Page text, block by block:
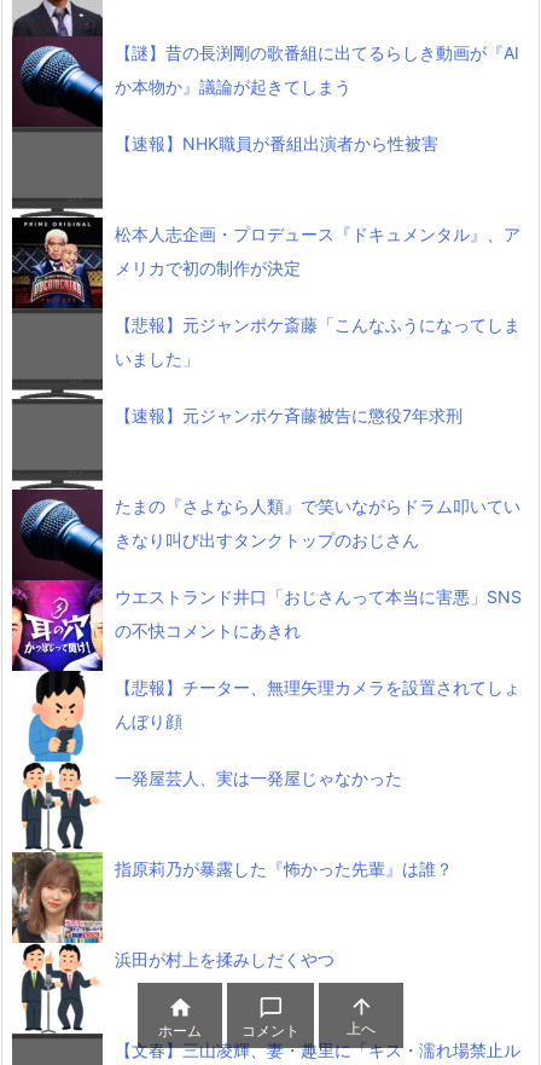
【謎】昔の長渕剛の歌番組に出てるらしき動画が『AI
か本物か』議論が起きてしまう
【速報】NHK職員が番組出演者から性被害
松本人志企画・プロデュース『ドキュメンタル』、ア
メリカで初の制作が決定
【悲報】元ジャンポケ斎藤「こんなふうになってしま
いました」
【速報】元ジャンポケ斉藤被告に懲役7年求刑
たまの『さよなら人類』で笑いながらドラム叩いてい
きなり叫び出すタンクトップのおじさん
ウエストランド井口「おじさんって本当に害悪」SNS
の不快コメントにあきれ
【悲報】チーター、無理矢理カメラを設置されてしょ
んぼり顔
一発屋芸人、実は一発屋じゃなかった
指原莉乃が暴露した『怖かった先輩』は誰？
浜田が村上を揉みしだくやつ
【文春】三山凌輝、妻・趣里に「キス・濡れ場禁止ル

ホーム

コメント

上へ